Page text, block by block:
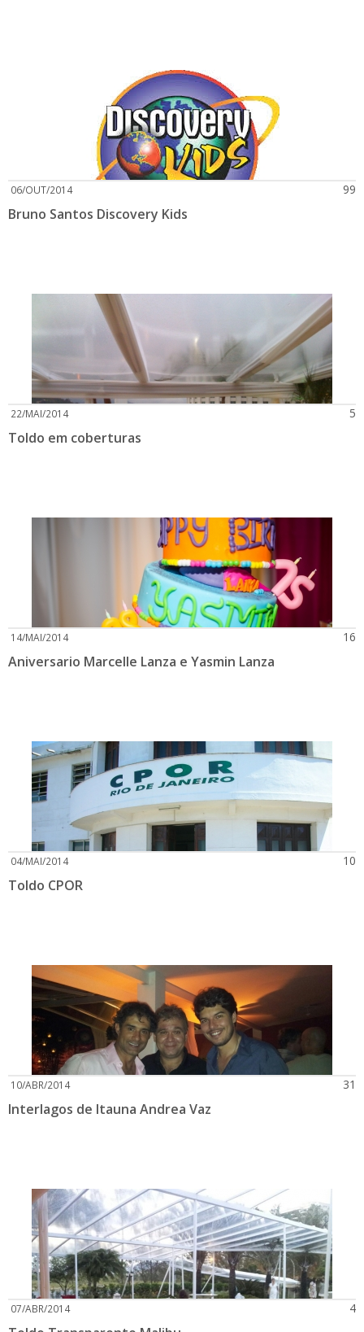
06/OUT/2014 99
Bruno Santos Discovery Kids
22/MAI/2014 5
Toldo em coberturas
14/MAI/2014 16
Aniversario Marcelle Lanza e Yasmin Lanza
04/MAI/2014 10
Toldo CPOR
10/ABR/2014 31
Interlagos de Itauna Andrea Vaz
07/ABR/2014 4